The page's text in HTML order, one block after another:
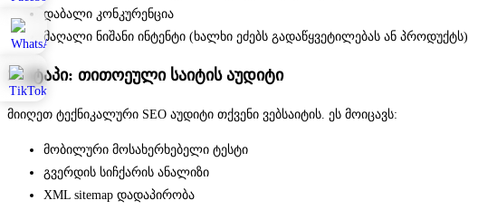
დაბალი კონკურენცია
მაღალი ნიშანი ინტენტი (ხალხი ეძებს გადაწყვეტილებას ან პროდუქტს)
2. ეტაპი: თითოეული საიტის აუდიტი
მიიღეთ ტექნიკალური SEO აუდიტი თქვენი ვებსაიტის. ეს მოიცავს:
მობილური მოსახერხებელი ტესტი
გვერდის სიჩქარის ანალიზი
XML sitemap დადაპირობა